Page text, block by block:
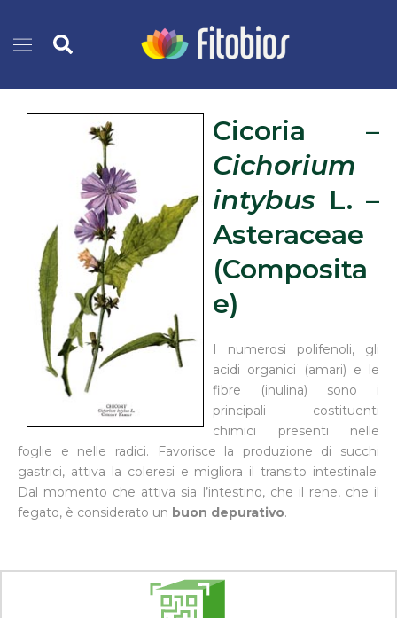
contenutoCerca
Cicoria –
Cichorium
intybus L. –
Asteraceae
(Composita
e)
I numerosi polifenoli, gli
acidi organici (amari) e le
fibre (inulina) sono i
principali costituenti
chimici presenti nelle
foglie e nelle radici. Favorisce la produzione di succhi
gastrici, attiva la coleresi e migliora il transito intestinale.
Dal momento che attiva sia l’intestino, che il rene, che il
fegato, è considerato un buon depurativo.